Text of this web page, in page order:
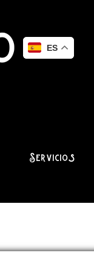
ES
Servicios